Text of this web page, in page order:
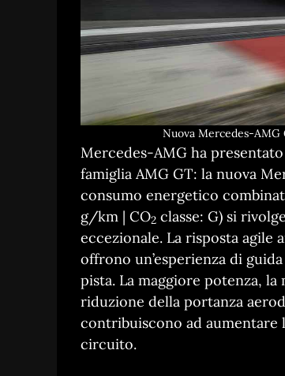
Nuova Mercedes-AMG
Mercedes-AMG ha
famiglia AMG GT: la nuova
consumo energetico
g/km | CO2 classe: G) si
eccezionale. La risposta agile
offrono un’esperienza di
pista. La maggiore potenza,
riduzione della portanza
contribuiscono ad aumentare
circuito.